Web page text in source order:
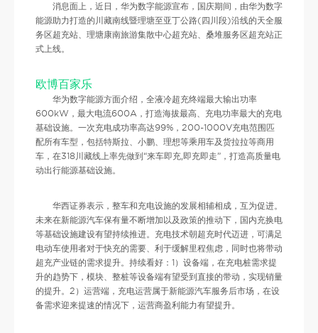
消息面上，近日，华为数字能源宣布，国庆期间，由华为数字
能源助力打造的川藏南线暨理塘至亚丁公路(四川段)沿线的天全服
务区超充站、理塘康南旅游集散中心超充站、桑堆服务区超充站正
式上线。
欧博百家乐
华为数字能源方面介绍，全液冷超充终端最大输出功率
600kW，最大电流600A，打造海拔最高、充电功率最大的充电
基础设施。一次充电成功率高达99%，200-1000V充电范围匹
配所有车型，包括特斯拉、小鹏、理想等乘用车及货拉拉等商用
车，在318川藏线上率先做到“来车即充,即充即走”，打造高质量电
动出行能源基础设施。
华西证券表示，整车和充电设施的发展相辅相成，互为促进。
未来在新能源汽车保有量不断增加以及政策的推动下，国内充换电
等基础设施建设有望持续推进。充电技术朝超充时代迈进，可满足
电动车使用者对于快充的需要、利于缓解里程焦虑，同时也将带动
超充产业链的需求提升。持续看好：1）设备端，在充电桩需求提
升的趋势下，模块、整桩等设备端有望受到直接的带动，实现销量
的提升。2）运营端，充电运营属于新能源汽车服务后市场，在设
备需求迎来提速的情况下，运营商盈利能力有望提升。